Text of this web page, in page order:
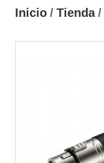
Inicio / Tienda /